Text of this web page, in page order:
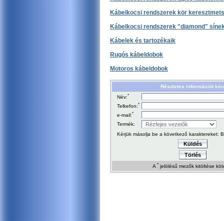
Kábelkocsi rendszerek kör
Kábelkocsi rendszerek "diamond"
Kábelek és tartozékaik
Rugós kábeldobok
Motoros kábeldobok
Részletes információt
Név:*
Telkefon:*
e-mail:*
Termék:
Kérjük másolja be a következő karaktereket:
Küldés
Törlés
A * jelölésű mezők kitöltése